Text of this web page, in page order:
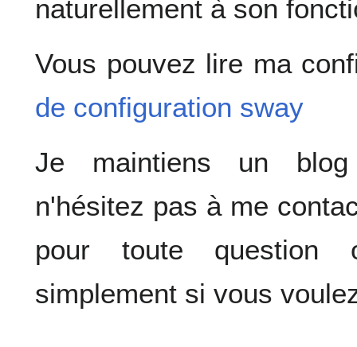
naturellement à son
Vous pouvez lire ma
de configuration sway
Je maintiens un
n'hésitez pas à me
pour toute question
simplement si vous